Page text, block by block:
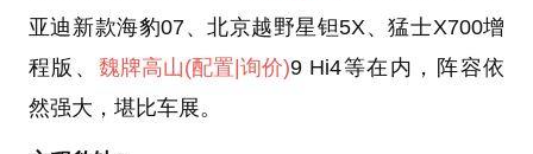
亚迪新款海豹07、北京越野星钽5X、猛士X700增
程版、 魏牌高山(配置|询价)9 Hi4等在内，阵容依
然强大，堪比车展。